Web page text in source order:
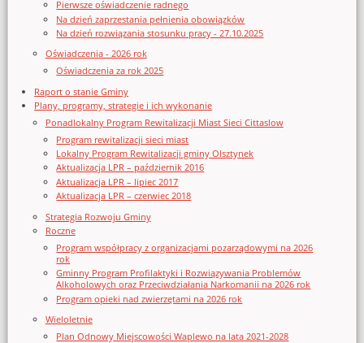
Pierwsze oświadczenie radnego
Na dzień zaprzestania pełnienia obowiązków
Na dzień rozwiązania stosunku pracy - 27.10.2025
Oświadczenia - 2026 rok
Oświadczenia za rok 2025
Raport o stanie Gminy
Plany, programy, strategie i ich wykonanie
Ponadlokalny Program Rewitalizacji Miast Sieci Cittaslow
Program rewitalizacji sieci miast
Lokalny Program Rewitalizacji gminy Olsztynek
Aktualizacja LPR – październik 2016
Aktualizacja LPR – lipiec 2017
Aktualizacja LPR – czerwiec 2018
Strategia Rozwoju Gminy
Roczne
Program współpracy z organizacjami pozarządowymi na 2026
rok
Gminny Program Profilaktyki i Rozwiązywania Problemów
Alkoholowych oraz Przeciwdziałania Narkomanii na 2026 rok
Program opieki nad zwierzętami na 2026 rok
Wieloletnie
Plan Odnowy Miejscowości Waplewo na lata 2021-2028